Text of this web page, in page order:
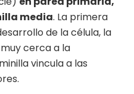
media. La primera
de la célula, la
cerca a la
vincula a las